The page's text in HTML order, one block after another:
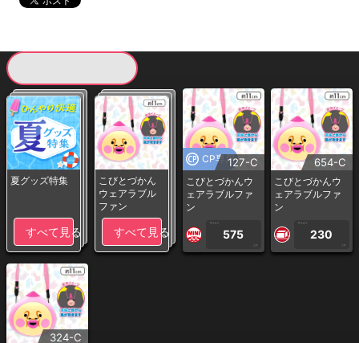
夏グッズ特集
すべて見る
こびとづかん
ウェアラブル
ファン
すべて見る
CP専用127-C
こびとづかんウ
ェアラブルファ
ン
1PLAY
575
CP
654-C
こびとづかんウ
ェアラブルファ
ン
1PLAY
230
CP
324-C